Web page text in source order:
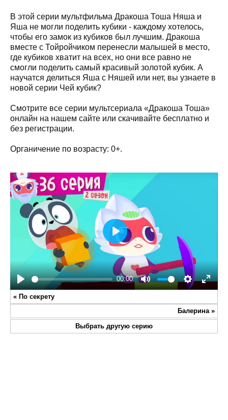
В этой серии мультфильма Дракоша Тоша Няша и
Яша не могли поделить кубики - каждому хотелось,
чтобы его замок из кубиков был лучшим. Дракоша
вместе с Тойройчиком перенесли малышей в место,
где кубиков хватит на всех, но они все равно не
смогли поделить самый красивый золотой кубик. А
научатся делиться Яша с Няшей или нет, вы узнаете в
новой серии Чей кубик?
Смотрите все серии мультсериала «Дракоша Тоша»
онлайн на нашем сайте или скачивайте бесплатно и
без регистрации.
Органичение по возрасту: 0+.
Play
00:00
Mute Settings
Enter
Play
« По секрету
Балерина»
Выбрать другую серию